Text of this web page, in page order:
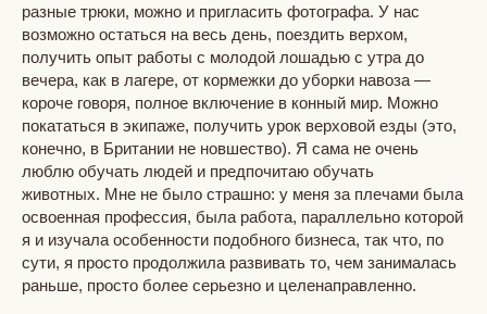
разные трюки, можно и пригласить фотографа. У нас
возможно остаться на весь день, поездить верхом,
получить опыт работы с молодой лошадью с утра до
вечера, как в лагере, от кормежки до уборки навоза —
короче говоря, полное включение в конный мир. Можно
покататься в экипаже, получить урок верховой езды (это,
конечно, в Британии не новшество). Я сама не очень
люблю обучать людей и предпочитаю обучать
животных. Мне не было страшно: у меня за плечами была
освоенная профессия, была работа, параллельно которой
я и изучала особенности подобного бизнеса, так что, по
сути, я просто продолжила развивать то, чем занималась
раньше, просто более серьезно и целенаправленно.